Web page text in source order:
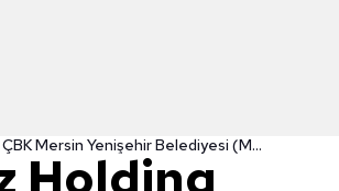
Fenerbahçe Alagöz Holding 78-84 ÇBK Mersin Yenişehir Belediyesi (MAÇ SONUCU-ÖZET) | Cumhurbaşkanlığı Kupası'nı kazanan ÇBK Mersin Yenişehir Belediyesi!
Holding